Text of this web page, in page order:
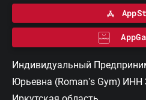
Индивидуальный
Юрьевна (Roman's Gym) ИНН